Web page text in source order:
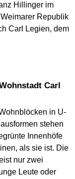
Hillinger im
Republik
Carl Legien, dem
in U-
stehen
Innenhöfe
als sie ist. Die
nur zwei
Leute oder